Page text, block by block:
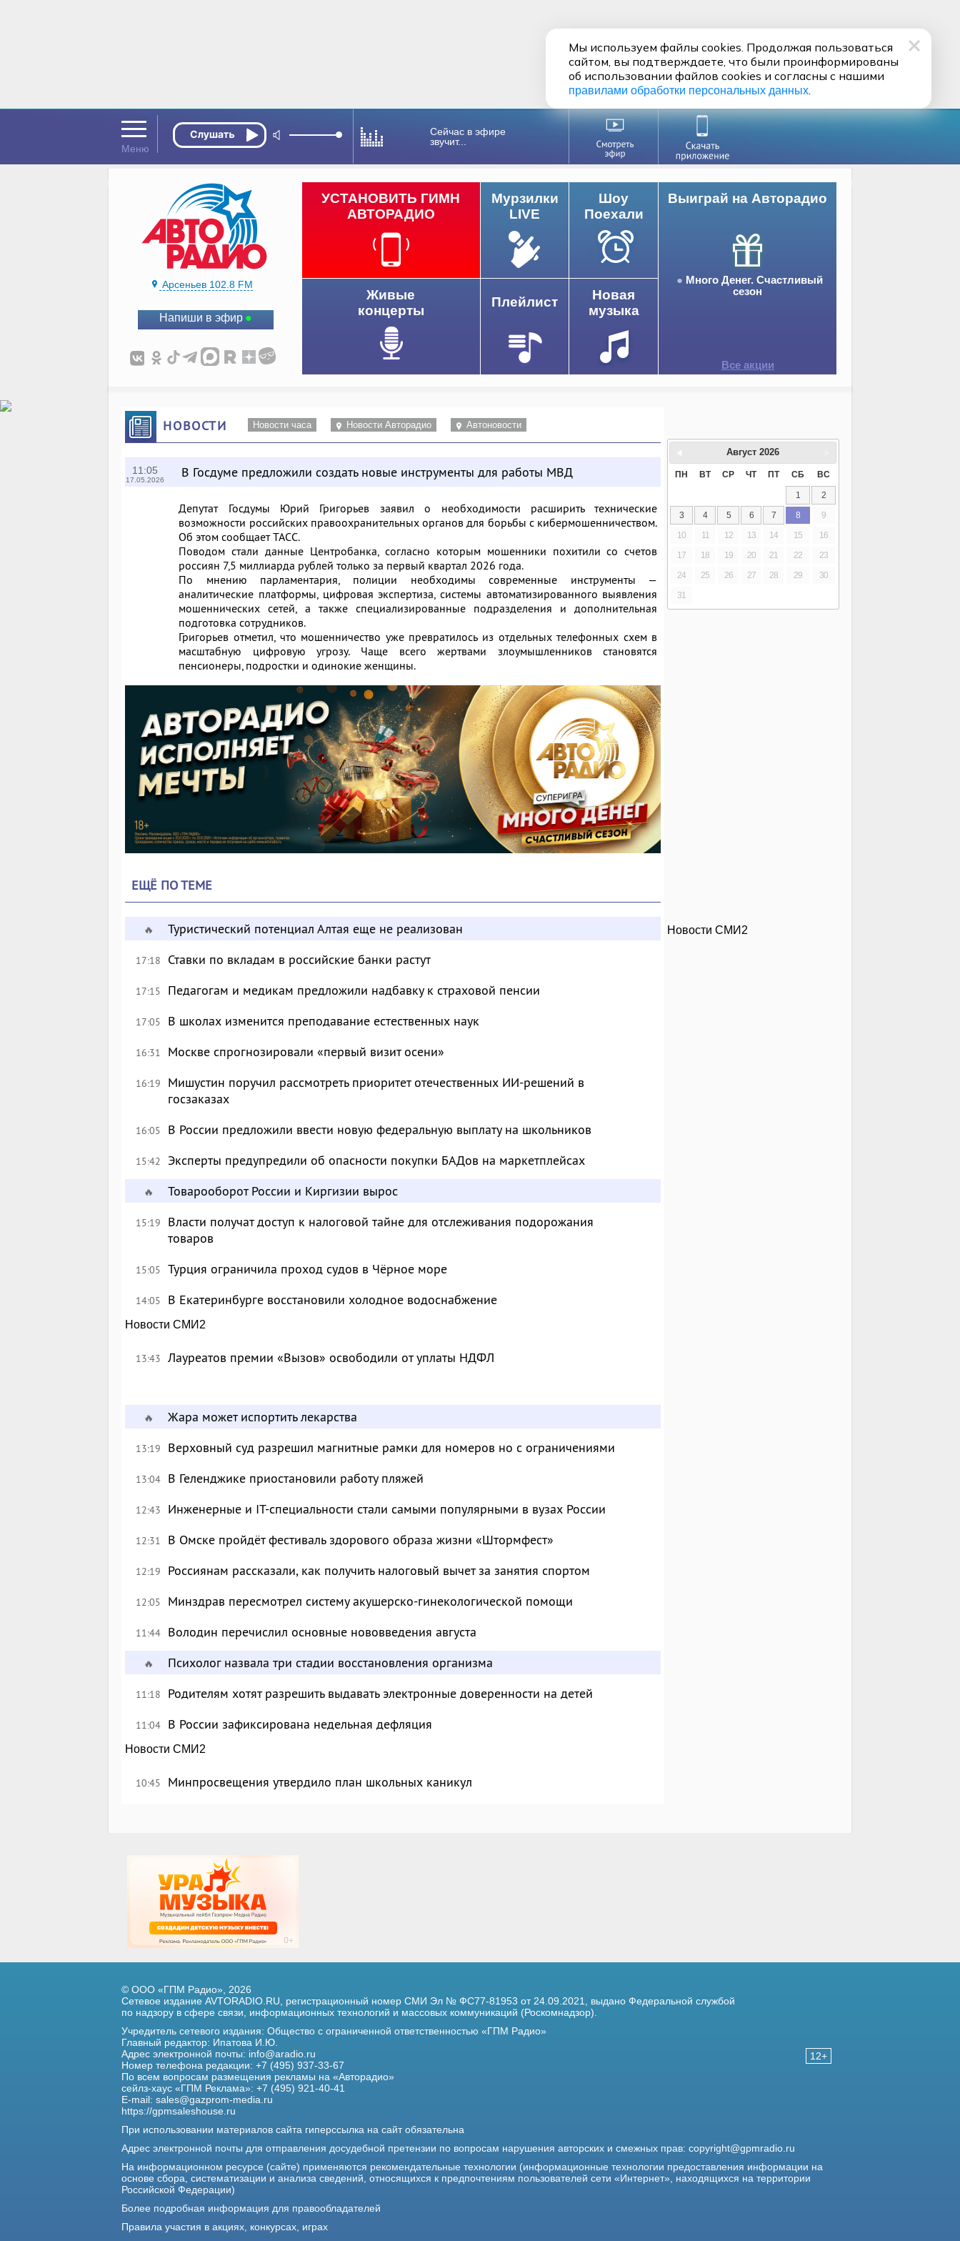
Сейчас в эфире
звучит...
Арсеньев 102.8 FM
Напиши в эфир
Выиграй на Авторадио
Много Денег. Счастливый
сезон
Все акции
УСТАНОВИТЬ ГИМН
АВТОРАДИО
Мурзилки
LIVE
Шоу
Поехали
Живые
концерты
Плейлист
Новая
музыка
НОВОСТИ Новости часа Новости Авторадио Автоновости
11:05
17.05.2026 В Госдуме предложили создать новые инструменты для работы МВД
Депутат Госдумы Юрий Григорьев заявил о необходимости расширить технические
возможности российских правоохранительных органов для борьбы с кибермошенничеством.
Об этом сообщает ТАСС.
Поводом стали данные Центробанка, согласно которым мошенники похитили со счетов
россиян 7,5 миллиарда рублей только за первый квартал 2026 года.
По мнению парламентария, полиции необходимы современные инструменты —
аналитические платформы, цифровая экспертиза, системы автоматизированного выявления
мошеннических сетей, а также специализированные подразделения и дополнительная
подготовка сотрудников.
Григорьев отметил, что мошенничество уже превратилось из отдельных телефонных схем в
масштабную цифровую угрозу. Чаще всего жертвами злоумышленников становятся
пенсионеры, подростки и одинокие женщины.
ЕЩЁ ПО ТЕМЕ
🔥 Туристический потенциал Алтая еще не реализован
17:18 Ставки по вкладам в российские банки растут
17:15 Педагогам и медикам предложили надбавку к страховой пенсии
17:05 В школах изменится преподавание естественных наук
16:31 Москве спрогнозировали «первый визит осени»
16:19
Мишустин поручил рассмотреть приоритет отечественных ИИ-решений в
госзаказах
16:05 В России предложили ввести новую федеральную выплату на школьников
15:42 Эксперты предупредили об опасности покупки БАДов на маркетплейсах
🔥 Товарооборот России и Киргизии вырос
15:19
Власти получат доступ к налоговой тайне для отслеживания подорожания
товаров
15:05 Турция ограничила проход судов в Чёрное море
14:05 В Екатеринбурге восстановили холодное водоснабжение
Новости СМИ2
13:43 Лауреатов премии «Вызов» освободили от уплаты НДФЛ
🔥 Жара может испортить лекарства
13:19 Верховный суд разрешил магнитные рамки для номеров но с ограничениями
13:04 В Геленджике приостановили работу пляжей
12:43 Инженерные и IT-специальности стали самыми популярными в вузах России
12:31 В Омске пройдёт фестиваль здорового образа жизни «Штормфест»
12:19 Россиянам рассказали, как получить налоговый вычет за занятия спортом
12:05 Минздрав пересмотрел систему акушерско-гинекологической помощи
11:44 Володин перечислил основные нововведения августа
🔥 Психолог назвала три стадии восстановления организма
11:18 Родителям хотят разрешить выдавать электронные доверенности на детей
11:04 В России зафиксирована недельная дефляция
Новости СМИ2
10:45 Минпросвещения утвердило план школьных каникул
Август 2026
ПН ВТ СР ЧТ ПТ СБ ВС
1
2
3
4 5 6 7 8
9
10
11 12 13 14 15
16
17
18 19 20 21 22
23
24
25 26 27 28 29
30
31
Новости СМИ2
12+
© ООО «ГПМ Радио», 2026
Сетевое издание AVTORADIO.RU, регистрационный номер СМИ Эл № ФС77-81953 от 24.09.2021, выдано Федеральной службой
по надзору в сфере связи, информационных технологий и массовых коммуникаций (Роскомнадзор).
Учредитель сетевого издания: Общество с ограниченной ответственностью «ГПМ Радио»
Главный редактор: Ипатова И.Ю.
Адрес электронной почты: info@aradio.ru
Номер телефона редакции: +7 (495) 937-33-67
По всем вопросам размещения рекламы на «Авторадио»
сейлз-хаус «ГПМ Реклама»: +7 (495) 921-40-41
E-mail: sales@gazprom-media.ru
https://gpmsaleshouse.ru
При использовании материалов сайта гиперссылка на сайт обязательна
Адрес электронной почты для отправления досудебной претензии по вопросам нарушения авторских и смежных прав: copyright@gpmradio.ru
На информационном ресурсе (сайте) применяются рекомендательные технологии (информационные технологии предоставления информации на
основе сбора, систематизации и анализа сведений, относящихся к предпочтениям пользователей сети «Интернет», находящихся на территории
Российской Федерации)
Более подробная информация для правообладателей
Правила участия в акциях, конкурсах, играх
Мы используем файлы cookies. Продолжая пользоваться
сайтом, вы подтверждаете, что были проинформированы
об использовании файлов cookies и согласны с нашими
правилами обработки персональных данных.